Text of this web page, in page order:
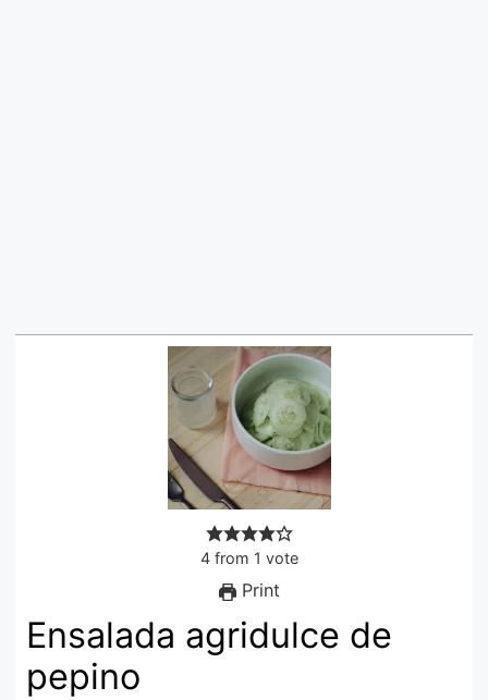
4 from 1 vote
Print
Ensalada agridulce de
pepino